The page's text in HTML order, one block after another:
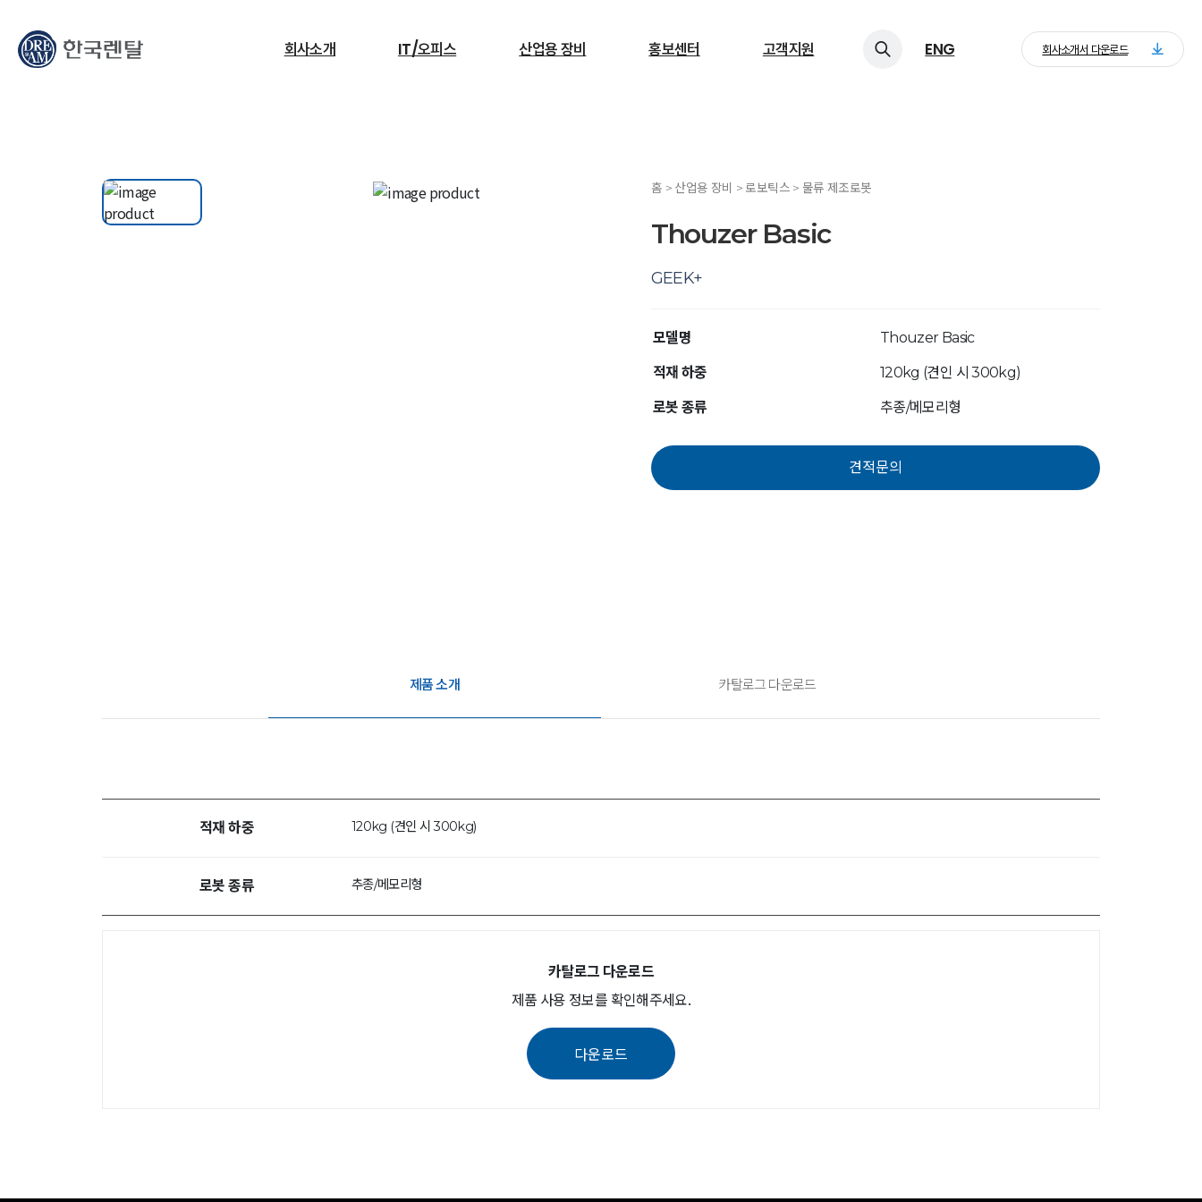
회사소개 IT/오피스 산업용 장비 홍보센터 고객지원 ENG
무엇을 찾고 계신가요?
ESG RF 서빙로봇
회사소개서 다운로드
홈 > 산업용 장비 > 로보틱스 > 물류 제조로봇
Thouzer Basic
GEEK+
모델명 Thouzer Basic
적재 하중 120kg (견인 시 300kg)
로봇 종류 추종/메모리형
제품 소개 카탈로그 다운로드
적재 하중 120kg (견인 시 300kg)
로봇 종류 추종/메모리형
카탈로그 다운로드
제품 사용 정보를 확인해주세요.
다운로드